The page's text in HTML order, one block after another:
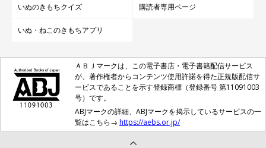
いぬのきもちクイズ 購読者専用ページ
いぬ・ねこのきもちアプリ
ＡＢＪマークは、この電子書店・電子書籍配信サービス
が、著作権者からコンテンツ使用許諾を得た正規版配信サ
ービスであることを示す登録商標（登録番号 第11091003
号）です。
ABJマークの詳細、ABJマークを掲示しているサービスの一
覧はこちら→ https://aebs.or.jp/